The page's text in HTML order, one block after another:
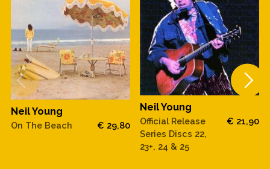
Neil Young
On The Beach € 29,80
Neil Young
Official Release
Series Discs 22,
23+, 24 & 25
€ 21,90